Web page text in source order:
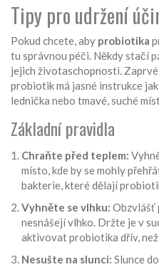
Tipy pro udržení
Pokud chcete, aby probiotika
tu správnou péči. Někdy stačí
jejich životaschopnosti.
probiotik má jasné instrukce
lednička nebo tmavé, suché
Základní pravidla
Chraňte před teplem:
místo, kde by se mohly
bakterie, které dělají
Vyhněte se vlhku: Obzvlášť
nesnášejí vlhko. Držte je v
aktivovat probiotika dřív,
Nesušte na slunci: Slunce